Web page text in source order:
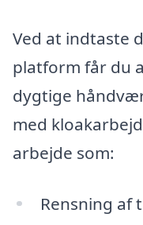
Ved at indtaste
platform får du
dygtige
med
arbejde som:
Rensning af